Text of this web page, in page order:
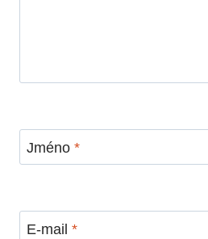
Jméno *
E-mail *